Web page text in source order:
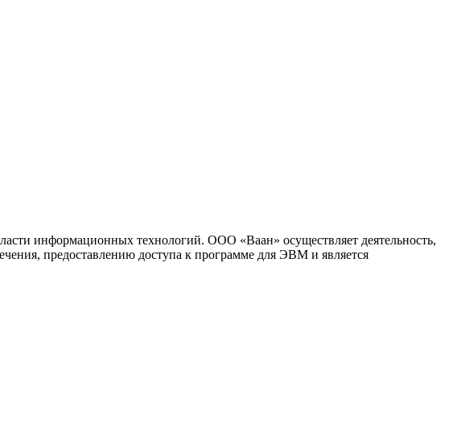
информационных технологий. ООО «Ваан» осуществляет деятельность,
предоставлению доступа к программе для ЭВМ и является